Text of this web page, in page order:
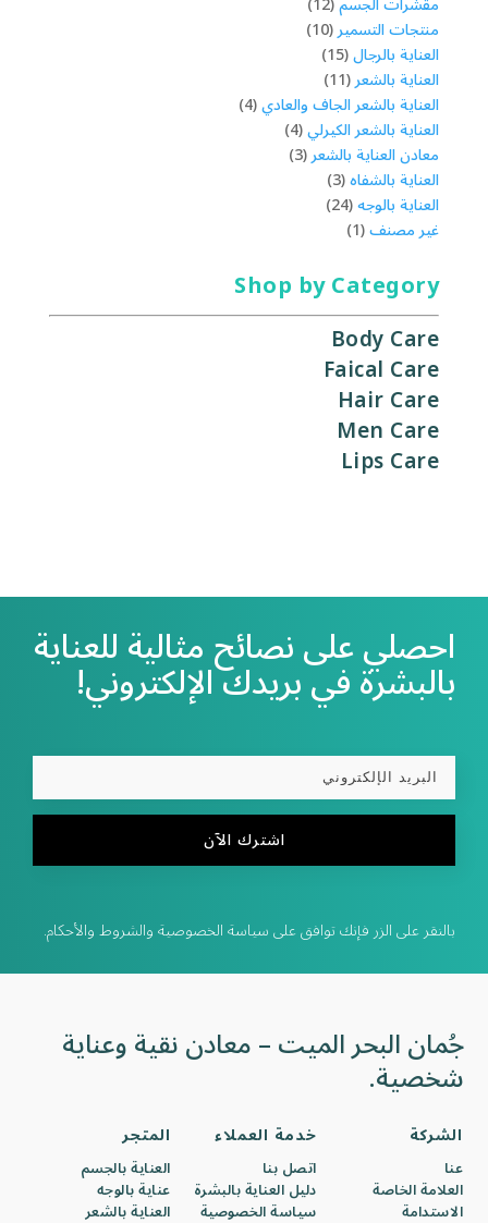
منتج منتجات التسمير 10
10
العناية بالرجال 15
15
منتج العناية بالشعر 11
11
منتج
العناية بالشعر الجاف والعادي 4
4
العناية بالشعر الكيرلي 4
4
منتجات معادن العناية بالشعر 3
3
العناية بالشفاه 3
3
منتجات العناية بالوجه 24
24
غير مصنف 1
1
Shop by Category
Body Care
Faical Care
Hair Care
Men Care
Lips Care
احصلي على نصائح مثالية للعناية
بالبشرة في بريدك الإلكتروني!
اشترك الآن
بالنقر على الزر فإنك توافق على سياسة الخصوصية والشروط والأحكام.
جُمان البحر الميت – معادن نقية وعناية
شخصية.
المتجر
العناية بالجسم
عناية بالوجه
العناية بالشعر
خدمة العملاء
اتصل بنا
دليل العناية بالبشرة
سياسة الخصوصية
الشركة
عنا
العلامة الخاصة
الاستدامة